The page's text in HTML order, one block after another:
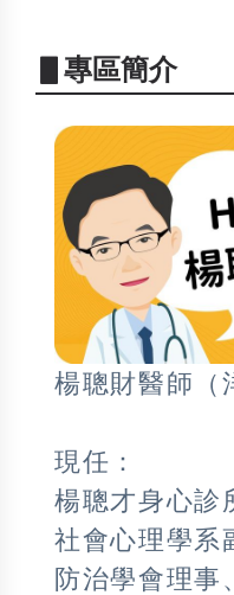
▋專區簡介
楊聰財醫師（
現任：
楊聰才身心診
社會心理學系
防治學會理事